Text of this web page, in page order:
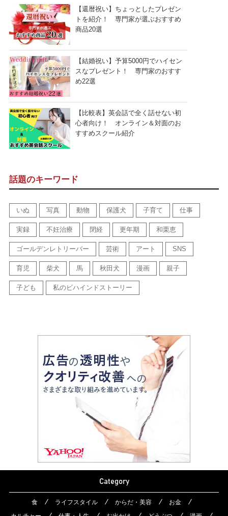
【還暦祝い】ちょっとしたプレゼン
トを紹介！ 専門家が選ぶおすすめ
商品20選
【結婚祝い】予算5000円でハイセン
スなプレゼント！ 専門家のおすす
め22選
【比較表】英会話で全く話せない初
心者向け！ オンライン＆対面のお
すすめスクール紹介
話題のキーワード
いぬ 写真 動物 保護犬 子育て 仕事
実録 不妊治療 閉経 更年期 和栗恵
ゴールデンレトリーバー 芸術 アート SNS
育児 柴犬 馬 秋田犬 漫画 親子
子ども 私のビハインドストーリー
Category
食 ライフスタイル からだ・美容
お金